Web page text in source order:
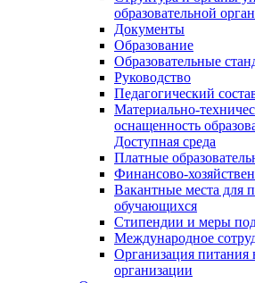
образовательной
Документы
Образование
Образовательные
Руководство
Педагогический
Материально-
оснащенность
Доступная среда
Платные
Финансово-
Вакантные места для
обучающихся
Стипендии и меры
Международное
Организация питания
организации